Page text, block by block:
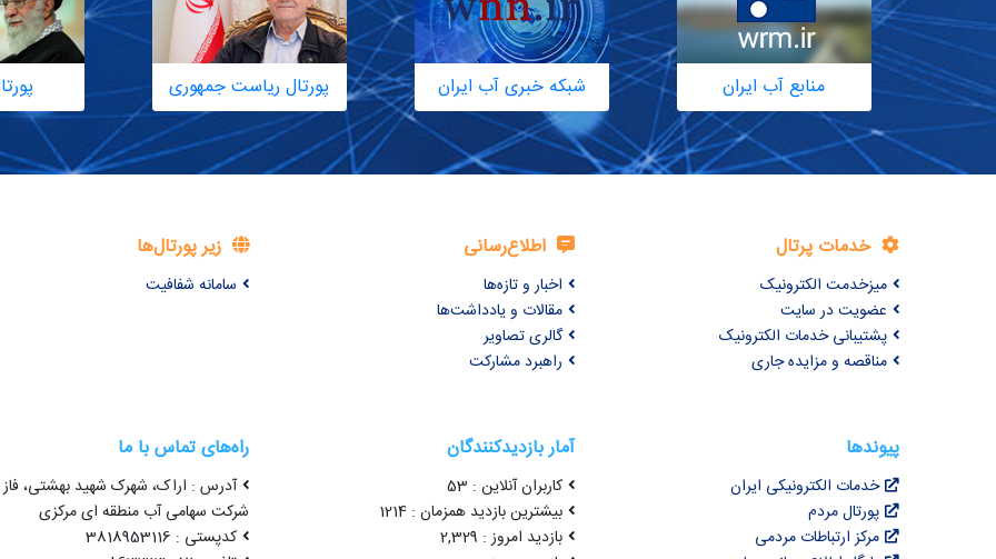
منابع آب ایران شبکه خبری آب ایران پورتال ریاست جمهوری
خدمات پرتال
میزخدمت الکترونیک
عضویت در سایت
پشتیبانی خدمات الکترونیک
مناقصه و مزایده جاری
اطلاع‌رسانی
اخبار و تازه‌ها
مقالات و یادداشت‌ها
گالری تصاویر
راهبرد مشارکت
زیر پورتال‌ها
سامانه شفافیت
پیوندها
خدمات الکترونیکی ایران
پورتال مردم
مرکز ارتباطات مردمی
آمار بازدیدکنندگان
کاربران آنلاین : 53
بیشترین بازدید همزمان : 1214
بازدید امروز : 2,329
راه‌های تماس با ما
آدرس : اراک، شهرک شهید بهشتی،
شرکت سهامی آب منطقه ای مرکزی
کدپستی : 3818953116